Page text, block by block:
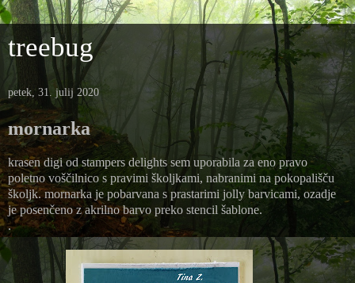
treebug
petek, 31. julij 2020
mornarka
krasen digi od stampers delights sem uporabila za eno pravo
poletno voščilnico s pravimi školjkami, nabranimi na pokopališču
školjk. mornarka je pobarvana s prastarimi jolly barvicami, ozadje
je posenčeno z akrilno barvo preko stencil šablone.
.